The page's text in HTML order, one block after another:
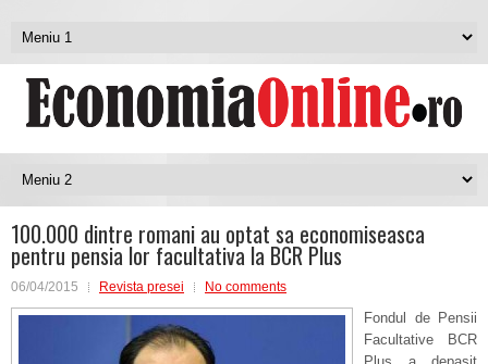
100.000 dintre romani au optat sa economiseasca
pentru pensia lor facultativa la BCR Plus
06/04/2015 Revista presei No comments
Fondul de Pensii
Facultative BCR